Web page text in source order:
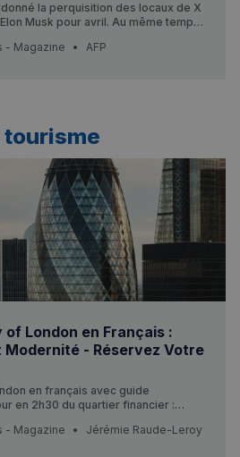
la perquisition des locaux de X
Musk pour avril. Au même temps,
ouvre une enquête sur les images
chatbot Grok. La plateforme est
- Magazine AFP
London en Français :
- Réservez Votre
en français avec guide
en 2h30 du quartier financier :
d’Angleterre, gratte-ciels
arrivée Tower Hill. Réservez
- Magazine Jérémie Raude-Leroy